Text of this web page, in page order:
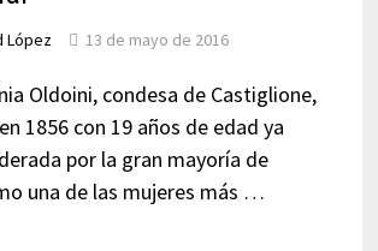
López 13 de mayo de 2016
Oldoini, condesa de Castiglione,
1856 con 19 años de edad ya
por la gran mayoría de
una de las mujeres más …